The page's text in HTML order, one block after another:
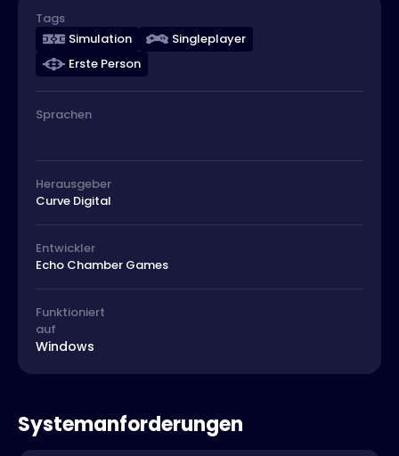
Tags
Simulation
Singleplayer
Erste Person
Sprachen
Herausgeber
Curve Digital
Entwickler
Echo Chamber Games
Funktioniert
auf
Windows
Systemanforderungen